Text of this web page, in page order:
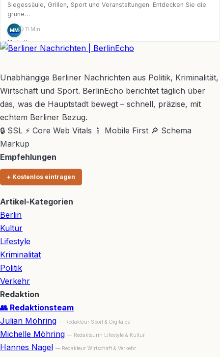
Siegessäule, Grillen, Sport und Veranstaltungen. Entdecken Sie die
grüne…
MM
Michelle
Möhring
⏱ 11 Min.
Unabhängige Berliner Nachrichten aus Politik, Kriminalität,
Wirtschaft und Sport. BerlinEcho berichtet täglich über
das, was die Hauptstadt bewegt – schnell, präzise, mit
echtem Berliner Bezug.
🔒 SSL ⚡ Core Web Vitals 📱 Mobile First 🔎 Schema
Markup
Empfehlungen
+ Kostenlos eintragen
Artikel-Kategorien
Berlin
Kultur
Lifestyle
Kriminalität
Politik
Verkehr
Redaktion
👥 Redaktionsteam
Julian Möhring — Redakteur Sport & Digitales
Michelle Möhring — Redakteurin Lifestyle & Kultur
Hannes Nagel — Redakteur Wirtschaft & Verkehr